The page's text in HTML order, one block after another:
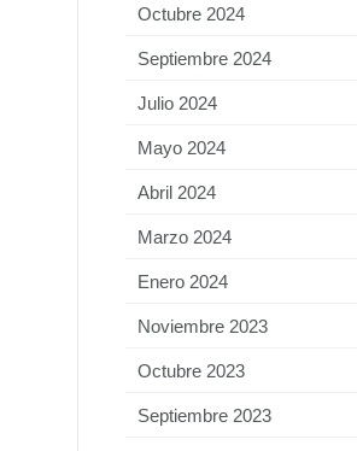
Octubre 2024
Septiembre 2024
Julio 2024
Mayo 2024
Abril 2024
Marzo 2024
Enero 2024
Noviembre 2023
Octubre 2023
Septiembre 2023